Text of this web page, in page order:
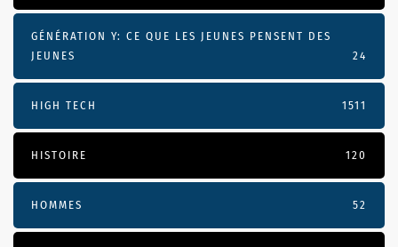
GÉNÉRATION Y: CE QUE LES JEUNES PENSENT DES
JEUNES
24
HIGH TECH 1511
HISTOIRE 120
HOMMES 52